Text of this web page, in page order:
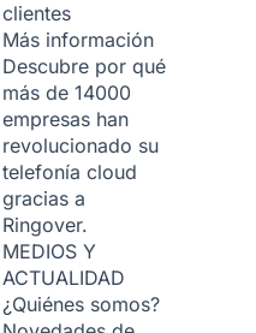
clientes
Más información
Descubre por qué
más de 14000
empresas han
revolucionado su
telefonía cloud
gracias a
Ringover.
MEDIOS Y
ACTUALIDAD
¿Quiénes somos?